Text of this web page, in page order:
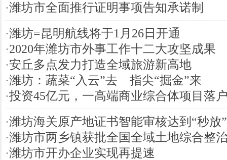
·潍坊市全面推行证明事项告知承诺制
·潍坊=昆明航线将于1月26日开通
·2020年潍坊市外事工作十二大攻坚成果
·安丘多点发力打造全域旅游新高地
·潍坊：蔬菜“入云”去 指尖“掘金”来
·投资45亿元，一高端商业综合体项目落
·潍坊海关原产地证书智能审核达到“秒放”
·潍坊市两乡镇获批全国全域土地综合整
·潍坊市开办企业实现再提速